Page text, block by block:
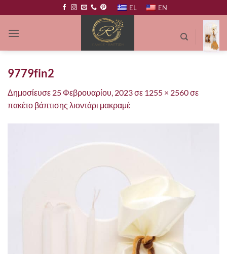
στο
περιεχόμενο
EL EN
9779fin2
Δημοσίευσε 25 Φεβρουαρίου, 2023σε 1255 × 2560σε
πακέτο βάπτισης λιοντάρι μακραμέ